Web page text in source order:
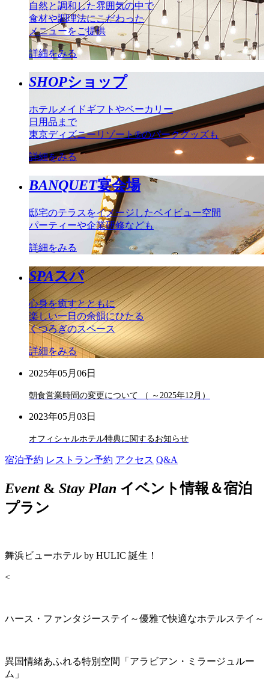
自然と調和した雰囲気の中で
食材や調理法にこだわった
メニューをご提供
詳細をみる
SHOPショップ
ホテルメイドギフトやベーカリー
日用品まで
東京ディズニーリゾート®のパークグッズも
詳細をみる
BANQUET宴会場
邸宅のテラスをイメージしたベイビュー空間
パーティーや企業研修なども
詳細をみる
SPAスパ
心身を癒すとともに
楽しい一日の余韻にひたる
くつろぎのスペース
詳細をみる
2025年05月06日
朝食営業時間の変更について （ ～2025年12月）
2023年05月03日
オフィシャルホテル特典に関するお知らせ
宿泊予約 レストラン予約 アクセス Q&A
Event& Stay Plan イベント情報＆宿泊
プラン
舞浜ビューホテル by HULIC 誕生！
<
ハース・ファンタジーステイ～優雅で快適なホテルステイ～
異国情緒あふれる特別空間「アラビアン・ミラージュルー
ム」